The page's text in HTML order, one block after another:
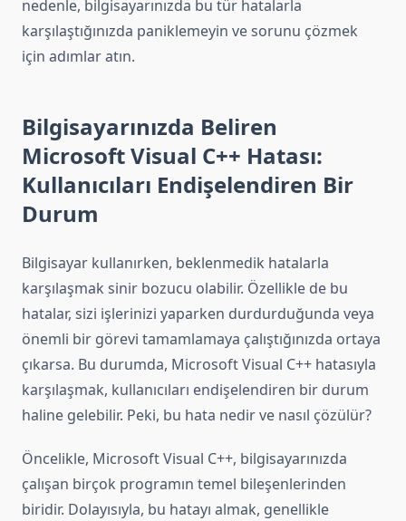
nedenle, bilgisayarınızda bu tür hatalarla
karşılaştığınızda paniklemeyin ve sorunu çözmek
için adımlar atın.
Bilgisayarınızda Beliren
Microsoft Visual C++ Hatası:
Kullanıcıları Endişelendiren Bir
Durum
Bilgisayar kullanırken, beklenmedik hatalarla
karşılaşmak sinir bozucu olabilir. Özellikle de bu
hatalar, sizi işlerinizi yaparken durdurduğunda veya
önemli bir görevi tamamlamaya çalıştığınızda ortaya
çıkarsa. Bu durumda, Microsoft Visual C++ hatasıyla
karşılaşmak, kullanıcıları endişelendiren bir durum
haline gelebilir. Peki, bu hata nedir ve nasıl çözülür?
Öncelikle, Microsoft Visual C++, bilgisayarınızda
çalışan birçok programın temel bileşenlerinden
biridir. Dolayısıyla, bu hatayı almak, genellikle